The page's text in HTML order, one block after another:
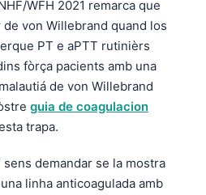
WFH 2021 remarca que
von Willebrand quand los
PT e aPTT rutinièrs
fòrça pacients amb una
de von Willebrand
guia de coagulacion
trapa.
sens demandar se la mostra
linha anticoagulada amb